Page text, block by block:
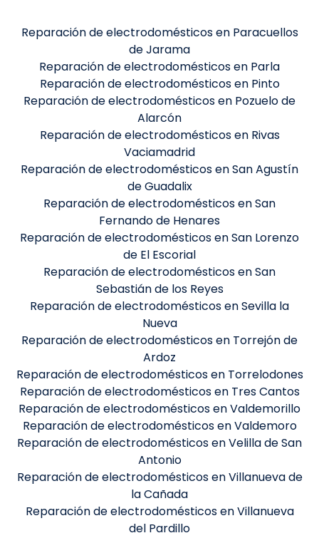
Reparación de electrodomésticos en Paracuellos
de Jarama
Reparación de electrodomésticos en Parla
Reparación de electrodomésticos en Pinto
Reparación de electrodomésticos en Pozuelo de
Alarcón
Reparación de electrodomésticos en Rivas
Vaciamadrid
Reparación de electrodomésticos en San Agustín
de Guadalix
Reparación de electrodomésticos en San
Fernando de Henares
Reparación de electrodomésticos en San Lorenzo
de El Escorial
Reparación de electrodomésticos en San
Sebastián de los Reyes
Reparación de electrodomésticos en Sevilla la
Nueva
Reparación de electrodomésticos en Torrejón de
Ardoz
Reparación de electrodomésticos en Torrelodones
Reparación de electrodomésticos en Tres Cantos
Reparación de electrodomésticos en Valdemorillo
Reparación de electrodomésticos en Valdemoro
Reparación de electrodomésticos en Velilla de San
Antonio
Reparación de electrodomésticos en Villanueva de
la Cañada
Reparación de electrodomésticos en Villanueva
del Pardillo